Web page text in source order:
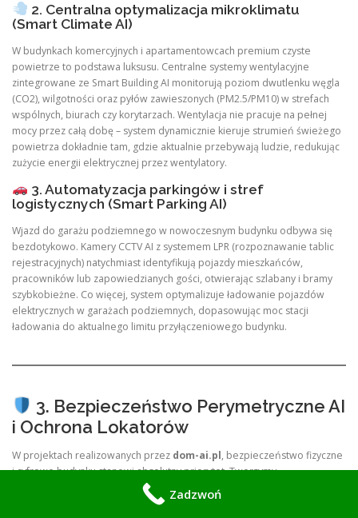
2. Centralna optymalizacja mikroklimatu
(Smart Climate AI)
W budynkach komercyjnych i apartamentowcach premium czyste
powietrze to podstawa luksusu. Centralne systemy wentylacyjne
zintegrowane ze Smart Building AI monitorują poziom dwutlenku węgla
(CO2), wilgotności oraz pyłów zawieszonych (PM2.5/PM10) w strefach
wspólnych, biurach czy korytarzach. Wentylacja nie pracuje na pełnej
mocy przez całą dobę – system dynamicznie kieruje strumień świeżego
powietrza dokładnie tam, gdzie aktualnie przebywają ludzie, redukując
zużycie energii elektrycznej przez wentylatory.
3. Automatyzacja parkingów i stref
logistycznych (Smart Parking AI)
Wjazd do garażu podziemnego w nowoczesnym budynku odbywa się
bezdotykowo. Kamery CCTV AI z systemem LPR (rozpoznawanie tablic
rejestracyjnych) natychmiast identyfikują pojazdy mieszkańców,
pracowników lub zapowiedzianych gości, otwierając szlabany i bramy
szybkobieżne. Co więcej, system optymalizuje ładowanie pojazdów
elektrycznych w garażach podziemnych, dopasowując moc stacji
ładowania do aktualnego limitu przyłączeniowego budynku.
3. Bezpieczeństwo Perymetryczne AI
i Ochrona Lokatorów
W projektach realizowanych przez dom-ai.pl, bezpieczeństwo fizyczne
i cyfrowe budynku stanowi absolutny priorytet. Tworzymy
wielopoziomową tarczę ochronną (
Smart Security Integration
Zadzwoń